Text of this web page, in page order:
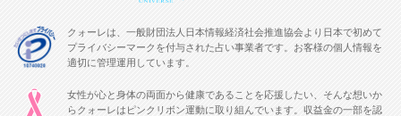
クォーレは、一般財団法人日本情報経済社会推進協会より日本で初めて
プライバシーマークを付与された占い事業者です。お客様の個人情報を
適切に管理運用しています。
女性が心と身体の両面から健康であることを応援したい、そんな想いか
らクォーレはピンクリボン運動に取り組んでいます。収益金の一部を認